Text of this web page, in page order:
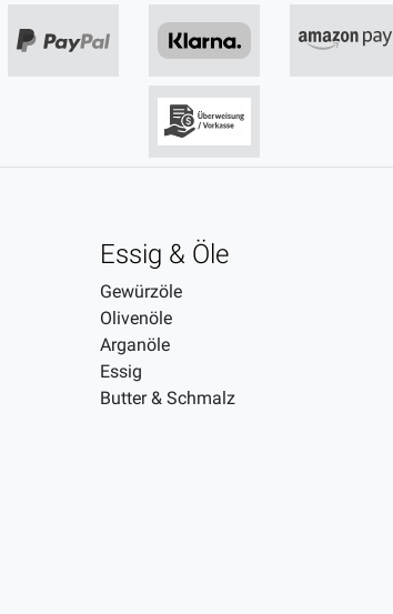
Essig & Öle
Gewürzöle
Olivenöle
Arganöle
Essig
Butter & Schmalz